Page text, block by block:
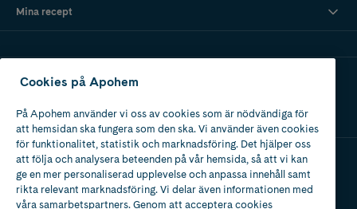
Mina recept
Ladda ner vår app
Apotek med tillstånd
av Läkemedelsverket
Cookies på Apohem
På Apohem använder vi oss av cookies som är nödvändiga för
att hemsidan ska fungera som den ska. Vi använder även cookies
för funktionalitet, statistik och marknadsföring. Det hjälper oss
att följa och analysera beteenden på vår hemsida, så att vi kan
ge en mer personaliserad upplevelse och anpassa innehåll samt
rikta relevant marknadsföring. Vi delar även informationen med
våra samarbetspartners. Genom att acceptera cookies